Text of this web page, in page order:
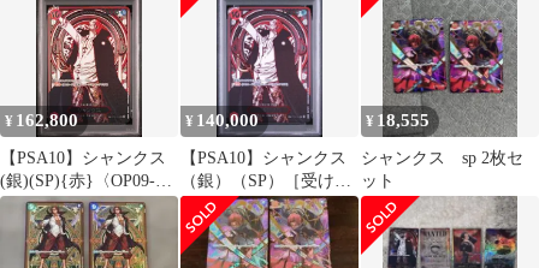
¥ 162,800
【PSA10】シャンクス
(銀)(SP){赤}〈OP09-
004〉[[OP-13]ブースタ
ーパック受け継がれる
意志]
¥ 140,000
【PSA10】シャンクス
（銀）（SP）［受け継
がれる意志］
¥ 18,555
シャンクス sp 2枚セ
ット